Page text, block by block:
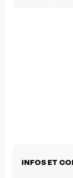
INFOS ET